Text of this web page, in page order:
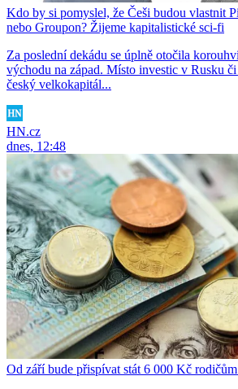
Kdo by si pomyslel, že Češi budou vlastnit
nebo Groupon? Žijeme kapitalistické sci-fi
Za poslední dekádu se úplně otočila
východu na západ. Místo investic v Rusku
český velkokapitál...
HN.cz
dnes, 12:48
Od září bude přispívat stát 6 000 Kč